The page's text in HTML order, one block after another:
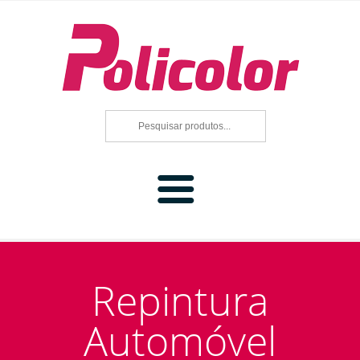
Home
Repintura Automóvel
Repintura
Automóvel